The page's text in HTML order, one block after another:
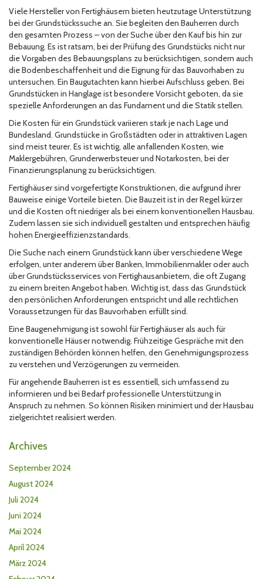
Viele Hersteller von Fertighäusern bieten heutzutage Unterstützung
bei der Grundstückssuche an. Sie begleiten den Bauherren durch
den gesamten Prozess – von der Suche über den Kauf bis hin zur
Bebauung. Es ist ratsam, bei der Prüfung des Grundstücks nicht nur
die Vorgaben des Bebauungsplans zu berücksichtigen, sondern auch
die Bodenbeschaffenheit und die Eignung für das Bauvorhaben zu
untersuchen. Ein Baugutachten kann hierbei Aufschluss geben. Bei
Grundstücken in Hanglage ist besondere Vorsicht geboten, da sie
spezielle Anforderungen an das Fundament und die Statik stellen.
Die Kosten für ein Grundstück variieren stark je nach Lage und
Bundesland. Grundstücke in Großstädten oder in attraktiven Lagen
sind meist teurer. Es ist wichtig, alle anfallenden Kosten, wie
Maklergebühren, Grunderwerbsteuer und Notarkosten, bei der
Finanzierungsplanung zu berücksichtigen.
Fertighäuser sind vorgefertigte Konstruktionen, die aufgrund ihrer
Bauweise einige Vorteile bieten. Die Bauzeit ist in der Regel kürzer
und die Kosten oft niedriger als bei einem konventionellen Hausbau.
Zudem lassen sie sich individuell gestalten und entsprechen häufig
hohen Energieeffizienzstandards.
Die Suche nach einem Grundstück kann über verschiedene Wege
erfolgen, unter anderem über Banken, Immobilienmakler oder auch
über Grundstücksservices von Fertighausanbietern, die oft Zugang
zu einem breiten Angebot haben. Wichtig ist, dass das Grundstück
den persönlichen Anforderungen entspricht und alle rechtlichen
Voraussetzungen für das Bauvorhaben erfüllt sind.
Eine Baugenehmigung ist sowohl für Fertighäuser als auch für
konventionelle Häuser notwendig. Frühzeitige Gespräche mit den
zuständigen Behörden können helfen, den Genehmigungsprozess
zu verstehen und Verzögerungen zu vermeiden.
Für angehende Bauherren ist es essentiell, sich umfassend zu
informieren und bei Bedarf professionelle Unterstützung in
Anspruch zu nehmen. So können Risiken minimiert und der Hausbau
zielgerichtet realisiert werden.
Archives
September 2024
August 2024
Juli 2024
Juni 2024
Mai 2024
April 2024
März 2024